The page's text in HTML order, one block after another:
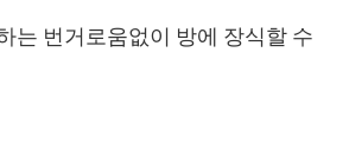
는 번거로움없이 방에 장식할 수